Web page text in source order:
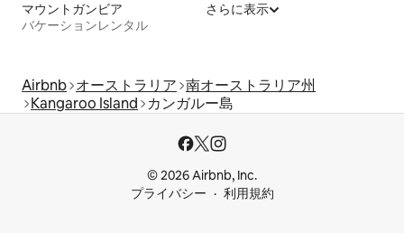
マウントガンビア
バケーションレンタル
さらに表示
Airbnb オーストラリア 南オーストラリア州
Kangaroo Island カンガルー島
© 2026 Airbnb, Inc.
プライバシー
利用規約